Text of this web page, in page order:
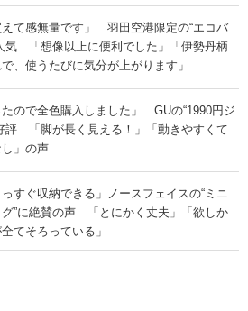
えて感無量です」 羽田空港限定の“エコバ
気 「想像以上に便利でした」「伊勢丹柄
、使うたびに気分が上がります」
たので全色購入しました」 GUの“1990円ジ
評 「脚が長く見える！」「動きやすくて
」の声
っすぐ収納できる」ノースフェイスの“ミニ
グ”に絶賛の声 「とにかく丈夫」「欲しか
てそろっている」